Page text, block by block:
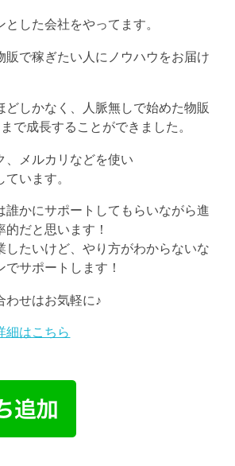
した会社をやってます。
販で稼ぎたい人にノウハウをお届け
どしかなく、人脈無しで始めた物販
で成長することができました。
、メルカリなどを使い
います。
誰かにサポートしてもらいながら進
だと思います！
したいけど、やり方がわからないな
サポートします！
わせはお気軽に♪
細はこちら